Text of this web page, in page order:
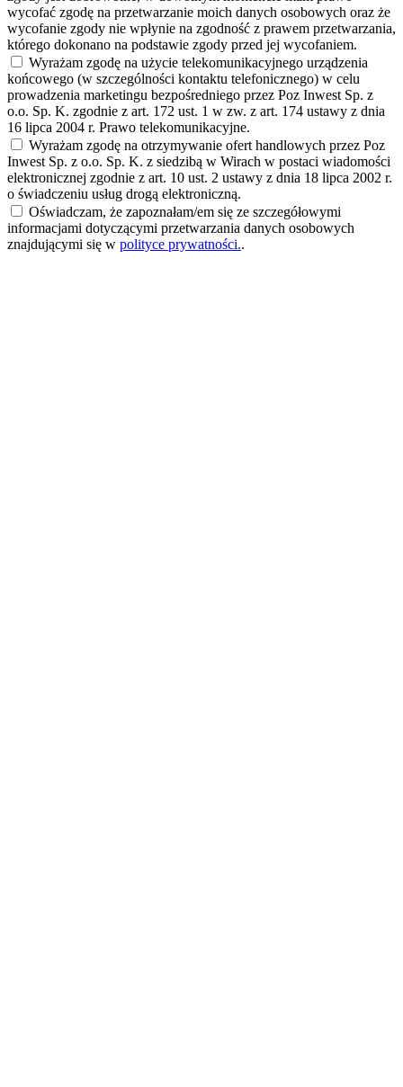
wycofać zgodę na przetwarzanie moich danych osobowych oraz że
wycofanie zgody nie wpłynie na zgodność z prawem przetwarzania,
którego dokonano na podstawie zgody przed jej wycofaniem.
Wyrażam zgodę na użycie telekomunikacyjnego urządzenia
końcowego (w szczególności kontaktu telefonicznego) w celu
prowadzenia marketingu bezpośredniego przez Poz Inwest Sp. z
o.o. Sp. K. zgodnie z art. 172 ust. 1 w zw. z art. 174 ustawy z dnia
16 lipca 2004 r. Prawo telekomunikacyjne.
Wyrażam zgodę na otrzymywanie ofert handlowych przez Poz
Inwest Sp. z o.o. Sp. K. z siedzibą w Wirach w postaci wiadomości
elektronicznej zgodnie z art. 10 ust. 2 ustawy z dnia 18 lipca 2002 r.
o świadczeniu usług drogą elektroniczną.
Oświadczam, że zapoznałam/em się ze szczegółowymi
informacjami dotyczącymi przetwarzania danych osobowych
znajdującymi się w polityce prywatności..